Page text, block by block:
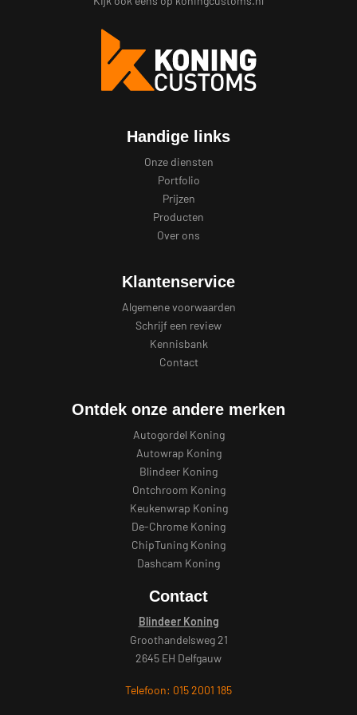
Handige links
Onze diensten
Portfolio
Prijzen
Producten
Over ons
Klantenservice
Algemene voorwaarden
Schrijf een review
Kennisbank
Contact
Ontdek onze andere merken
Autogordel Koning
Autowrap Koning
Blindeer Koning
Ontchroom Koning
Keukenwrap Koning
De-Chrome Koning
ChipTuning Koning
Dashcam Koning
Contact
Blindeer Koning
Groothandelsweg 21
2645 EH Delfgauw
Telefoon: 015 2001 185